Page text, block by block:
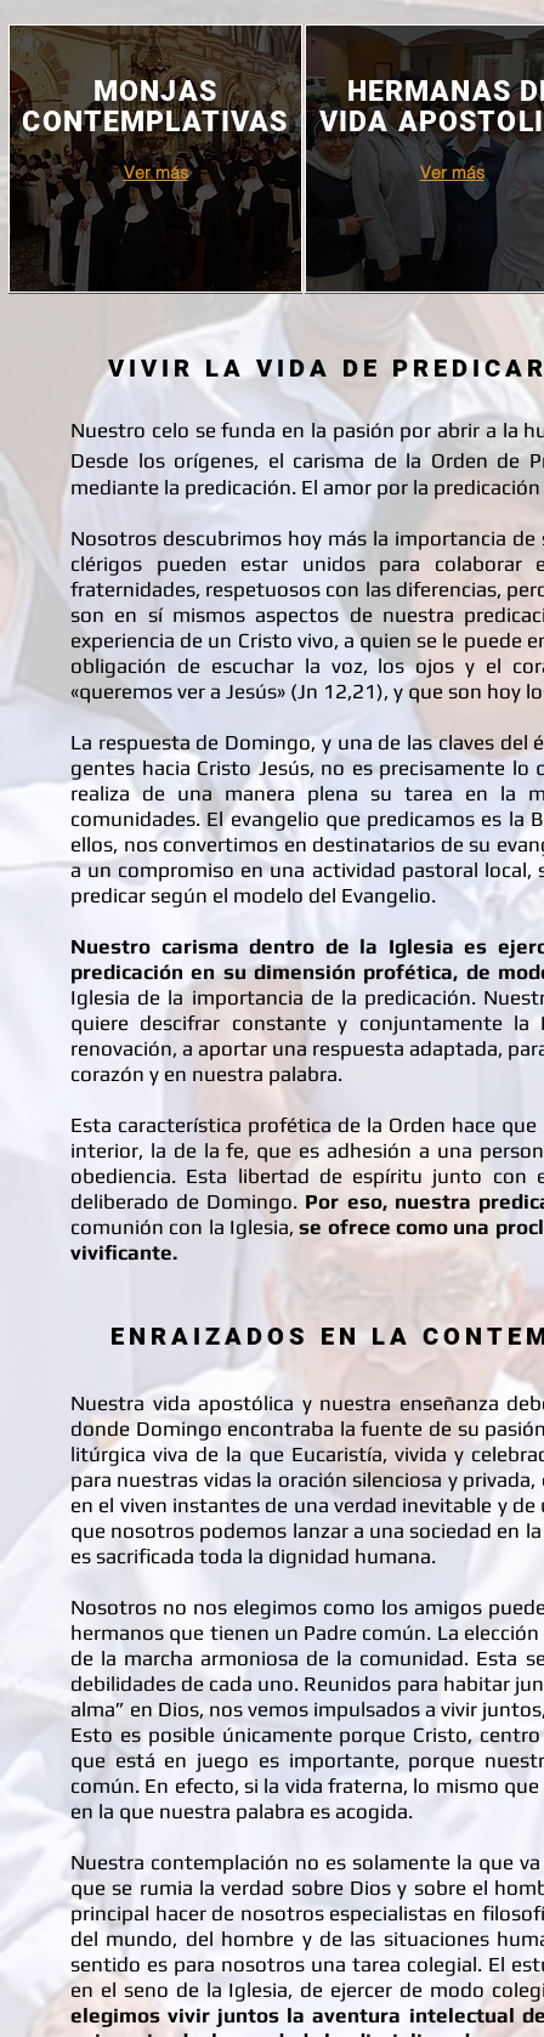
MONJAS
CONTEMPLATIVAS
Ver más
HERMANAS
VIDA
Ver más
VIVIR LA VIDA DE
Nuestro celo se funda en la pasión por abrir a la
Desde los orígenes, el carisma de la Orden de
mediante la predicación. El amor por la
Nosotros descubrimos hoy más la importancia
clérigos pueden estar unidos para colaborar
fraternidades, respetuosos con las diferencias,
son en sí mismos aspectos de nuestra
experiencia de un Cristo vivo, a quien se le puede
obligación de escuchar la voz, los ojos y el
«queremos ver a Jesús» (Jn 12,21), y que son hoy
La respuesta de Domingo, y una de las claves
gentes hacia Cristo Jesús, no es precisamente
realiza de una manera plena su tarea en la
comunidades. El evangelio que predicamos es
ellos, nos convertimos en destinatarios de su
a un compromiso en una actividad pastoral
predicar según el modelo del Evangelio.
Nuestro carisma dentro de la Iglesia es
predicación en su dimensión profética, de
Iglesia de la importancia de la predicación.
quiere descifrar constante y conjuntamente
renovación, a aportar una respuesta adaptada,
corazón y en nuestra palabra.
Esta característica profética de la Orden hace
interior, la de la fe, que es adhesión a una
obediencia. Esta libertad de espíritu junto con
deliberado de Domingo. Por eso, nuestra
comunión con la Iglesia,se ofrece como una
vivificante.
ENRAIZADOS EN LA
Nuestra vida apostólica y nuestra enseñanza
donde Domingo encontraba la fuente de su
litúrgica viva de la que Eucaristía, vivida y
para nuestras vidas la oración silenciosa y
en el viven instantes de una verdad inevitable y
que nosotros podemos lanzar a una sociedad en
es sacrificada toda la dignidad humana.
Nosotros no nos elegimos como los amigos
hermanos que tienen un Padre común. La
de la marcha armoniosa de la comunidad. Esta
debilidades de cada uno. Reunidos para habitar
alma” en Dios, nos vemos impulsados a vivir
Esto es posible únicamente porque Cristo,
que está en juego es importante, porque
común. En efecto, si la vida fraterna, lo mismo
en la que nuestra palabra es acogida.
Nuestra contemplación no es solamente la que
que se rumia la verdad sobre Dios y sobre el
principal hacer de nosotros especialistas en
del mundo, del hombre y de las situaciones
sentido es para nosotros una tarea colegial. El
en el seno de la Iglesia, de ejercer de modo
elegimos vivir juntos la aventura intelectual